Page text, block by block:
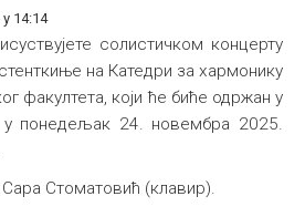
14:14
солистичком концерту
на Катедри за хармонику
факултета, који ће биће одржан у
понедељак 24. новембра 2025.
Стоматовић (клавир).